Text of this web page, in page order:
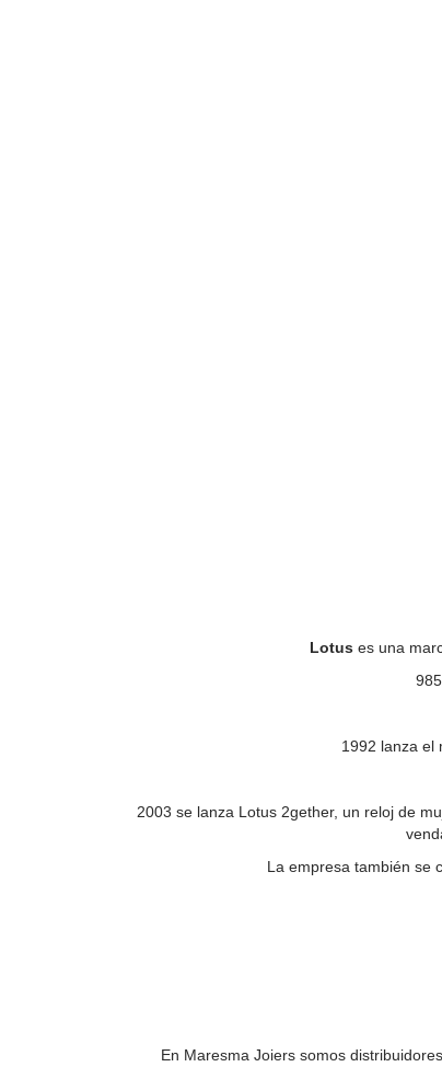
Lotus es una
1992 lanza el
2003 se lanza Lotus 2gether, un reloj de
La empresa también se
En Maresma Joiers somos